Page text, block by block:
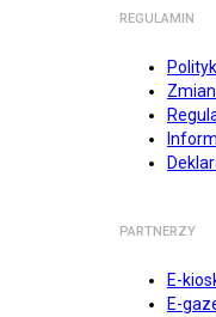
REGULAMIN
PARTNERZY
E-
E-